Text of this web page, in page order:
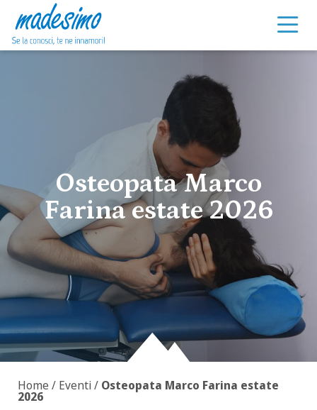
Vai al contenuto
Osteopata Marco
Farina estate 2026
Home / Eventi/ Osteopata Marco Farina estate
2026